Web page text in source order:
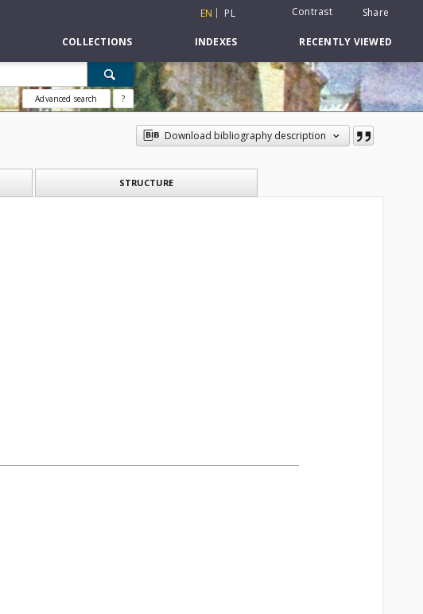
EN PL Contrast Share
COLLECTIONS INDEXES RECENTLY VIEWED
Advanced search ?
Download bibliography description
STRUCTURE